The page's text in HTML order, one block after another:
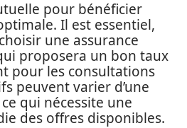
pour bénéficier
Il est essentiel,
une assurance
proposera un bon taux
pour les consultations
peuvent varier d’une
qui nécessite une
des offres disponibles.